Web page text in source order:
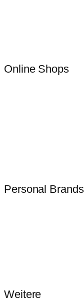
Online Shops
Personal Brands
Weitere